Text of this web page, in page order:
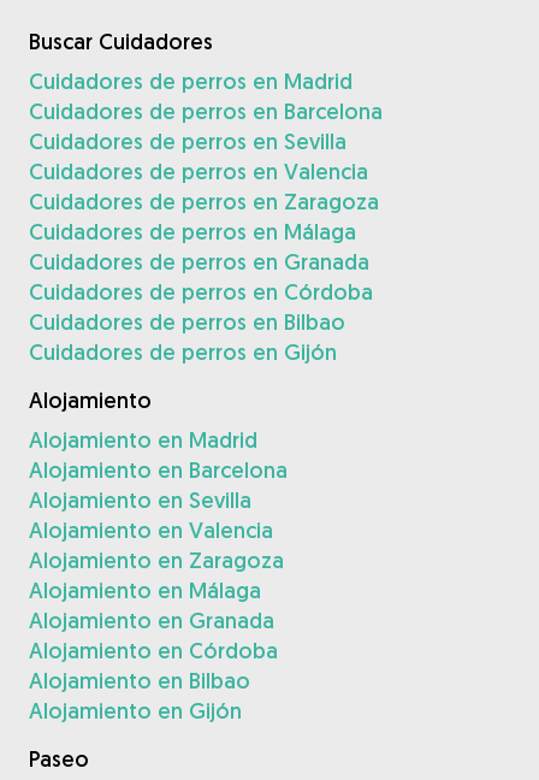
Buscar Cuidadores
Cuidadores de perros en Madrid
Cuidadores de perros en Barcelona
Cuidadores de perros en Sevilla
Cuidadores de perros en Valencia
Cuidadores de perros en Zaragoza
Cuidadores de perros en Málaga
Cuidadores de perros en Granada
Cuidadores de perros en Córdoba
Cuidadores de perros en Bilbao
Cuidadores de perros en Gijón
Alojamiento
Alojamiento en Madrid
Alojamiento en Barcelona
Alojamiento en Sevilla
Alojamiento en Valencia
Alojamiento en Zaragoza
Alojamiento en Málaga
Alojamiento en Granada
Alojamiento en Córdoba
Alojamiento en Bilbao
Alojamiento en Gijón
Paseo